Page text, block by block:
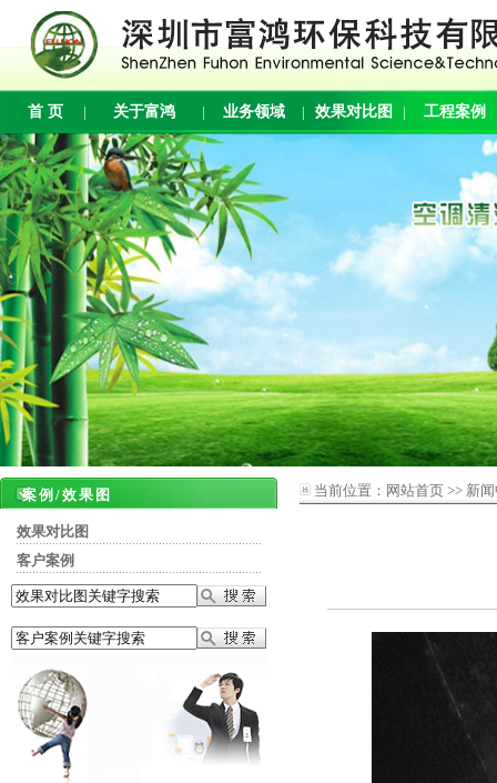
首 页 | 关于富鸿 | 业务领域 | 效果对比图 | 工程案例
案例/效果图
效果对比图
客户案例
当前位置： 网站首页 >> 新